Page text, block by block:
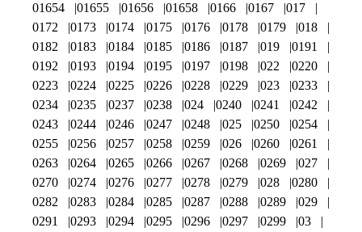
01654
01655 01656 01658 0166 0167
017
0172
0173 0174 0175 0176 0178 0179
018
0182
0183 0184 0185 0186 0187 019
0191
0192
0193 0194 0195 0197 0198 022
0220
0223
0224 0225 0226 0228 0229 023
0233
0234
0235 0237 0238 024 0240 0241
0242
0243
0244 0246 0247 0248 025 0250
0254
0255
0256 0257 0258 0259 026 0260
0261
0263
0264 0265 0266 0267 0268 0269
027
0270
0274 0276 0277 0278 0279 028
0280
0282
0283 0284 0285 0287 0288 0289
029
0291
0293 0294 0295 0296 0297 0299
03